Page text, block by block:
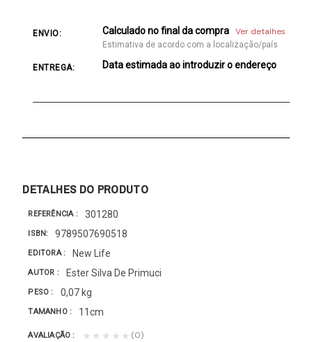
ENVIO: Calculado no final da compra Ver detalhes
Estimativa de acordo com a localização/país
ENTREGA: Data estimada ao introduzir o endereço
DETALHES DO PRODUTO
REFERÊNCIA 301280
ISBN 9789507690518
EDITORA New Life
AUTOR Ester Silva De Primuci
PESO 0,07 kg
TAMANHO 11cm
AVALIAÇÃO ★★★★★ (0)